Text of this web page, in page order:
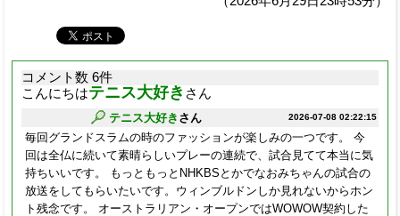
コメント数 6件
こんにちはテニス大好き さん
2026-07-08 02:22:15
テニス大好き さん
毎回グランドスラムの時のファッションが楽しみの一つです。 今
回は全仏に続いて素晴らしいプレーの連続で、試合見てて本当に気
持ちいいです。 もっともっとNHKBSとかでなおみちゃんの試合の
放送をしてもらいたいです。ウィンブルドンしか見れないからホン
ト残念です。 オーストラリアン・オープンではWOWOW契約した